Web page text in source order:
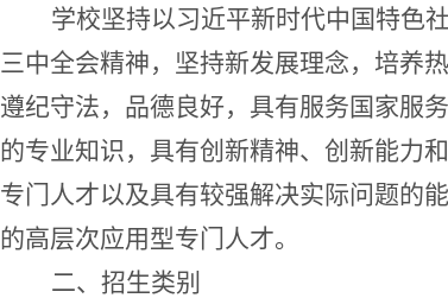
学校坚持以习近平新时代中国特色
三中全会精神， 坚持新发展理念，培养
遵纪守法，品德良好，具有服务国家服
的专业知识，具有创新精神、创新能力
专门人才以及具有较强解决实际问题的
的高层次应用型专门人才。
二、 招生类别